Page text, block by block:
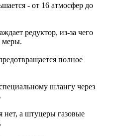
- от 16 атмосфер до
редуктор, из-за чего
меры.
полное
шлангу через
нет, а штуцеры газовые